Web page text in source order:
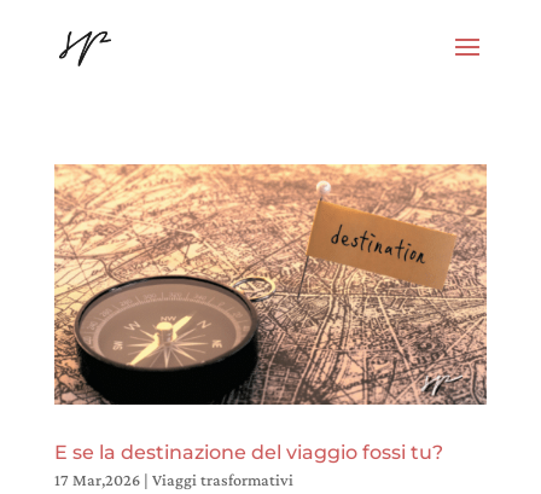
E se la destinazione del viaggio fossi tu?
17 Mar,2026| Viaggi trasformativi